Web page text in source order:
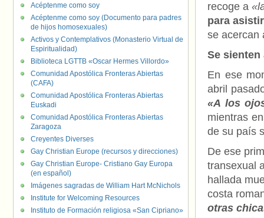
recoge a
para
se acercan
Se
En ese
abril
«A los
mientras
de su país
De ese
transexual
hallada
costa
otras
Acéptenme como soy
Acéptenme como soy (Documento para padres
de hijos homosexuales)
Activos y Contemplativos (Monasterio Virtual de
Espiritualidad)
Biblioteca LGTTB «Oscar Hermes Villordo»
Comunidad Apostólica Fronteras Abiertas
(CAFA)
Comunidad Apostólica Fronteras Abiertas
Euskadi
Comunidad Apostólica Fronteras Abiertas
Zaragoza
Creyentes Diverses
Gay Christian Europe (recursos y direcciones)
Gay Christian Europe- Cristiano Gay Europa
(en español)
Imágenes sagradas de William Hart McNichols
Institute for Welcoming Resources
Instituto de Formación religiosa «San Cipriano»